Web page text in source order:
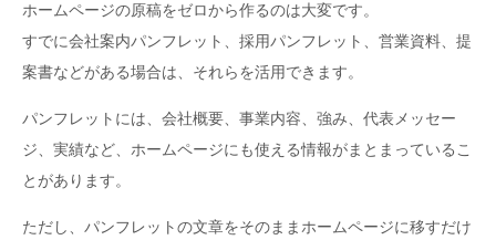
ホームページの原稿をゼロから作るのは大変です。
すでに会社案内パンフレット、採用パンフレット、営業資料、提
案書などがある場合は、それらを活用できます。
パンフレットには、会社概要、事業内容、強み、代表メッセー
ジ、実績など、ホームページにも使える情報がまとまっているこ
とがあります。
ただし、パンフレットの文章をそのままホームページに移すだけ